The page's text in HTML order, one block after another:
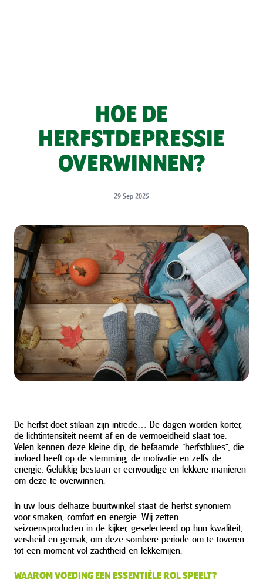
HOE DE
HERFSTDEPRESSIE
OVERWINNEN?
29 Sep 2025
De herfst doet stilaan zijn intrede… De dagen worden korter,
de lichtintensiteit neemt af en de vermoeidheid slaat toe.
Velen kennen deze kleine dip, de befaamde “herfstblues”, die
invloed heeft op de stemming, de motivatie en zelfs de
energie. Gelukkig bestaan er eenvoudige en lekkere manieren
om deze te overwinnen.
In uw louis delhaize buurtwinkel staat de herfst synoniem
voor smaken, comfort en energie. Wij zetten
seizoensproducten in de kijker, geselecteerd op hun kwaliteit,
versheid en gemak, om deze sombere periode om te toveren
tot een moment vol zachtheid en lekkernijen.
WAAROM VOEDING EEN ESSENTIËLE ROL SPEELT?